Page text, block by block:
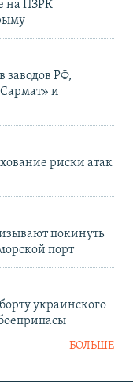
на ПЗРК
заводов РФ,
и
риски атак
покинуть
порт
украинского
БОЛЬШЕ